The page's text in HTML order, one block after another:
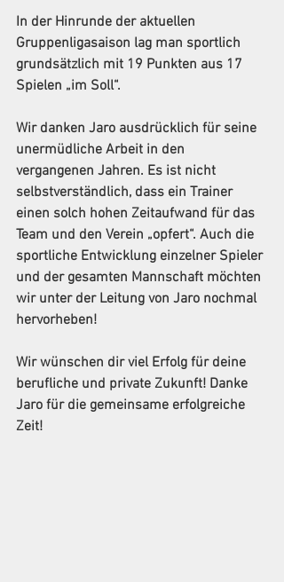
In der Hinrunde der aktuellen
Gruppenligasaison lag man sportlich
grundsätzlich mit 19 Punkten aus 17
Spielen „im Soll“.
Wir danken Jaro ausdrücklich für seine
unermüdliche Arbeit in den
vergangenen Jahren. Es ist nicht
selbstverständlich, dass ein Trainer
einen solch hohen Zeitaufwand für das
Team und den Verein „opfert“. Auch die
sportliche Entwicklung einzelner Spieler
und der gesamten Mannschaft möchten
wir unter der Leitung von Jaro nochmal
hervorheben!
Wir wünschen dir viel Erfolg für deine
berufliche und private Zukunft! Danke
Jaro für die gemeinsame erfolgreiche
Zeit!